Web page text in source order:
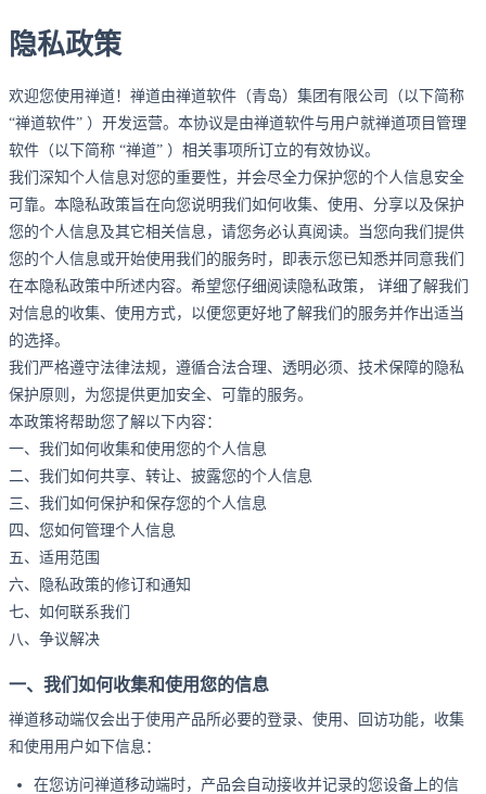
隐私政策
欢迎您使用禅道！禅道由禅道软件（青岛）集团有限公司（以下简称
“禅道软件” ）开发运营。本协议是由禅道软件与用户就禅道项目管理
软件（以下简称 “禅道” ）相关事项所订立的有效协议。
我们深知个人信息对您的重要性，并会尽全力保护您的个人信息安全
可靠。本隐私政策旨在向您说明我们如何收集、使用、分享以及保护
您的个人信息及其它相关信息，请您务必认真阅读。当您向我们提供
您的个人信息或开始使用我们的服务时，即表示您已知悉并同意我们
在本隐私政策中所述内容。希望您仔细阅读隐私政策， 详细了解我们
对信息的收集、使用方式，以便您更好地了解我们的服务并作出适当
的选择。
我们严格遵守法律法规，遵循合法合理、透明必须、技术保障的隐私
保护原则，为您提供更加安全、可靠的服务。
本政策将帮助您了解以下内容：
一、我们如何收集和使用您的个人信息
二、我们如何共享、转让、披露您的个人信息
三、我们如何保护和保存您的个人信息
四、您如何管理个人信息
五、适用范围
六、隐私政策的修订和通知
七、如何联系我们
八、争议解决
一、我们如何收集和使用您的信息
禅道移动端仅会出于使用产品所必要的登录、使用、回访功能，收集
和使用用户如下信息：
在您访问禅道移动端时，产品会自动接收并记录的您设备上的信